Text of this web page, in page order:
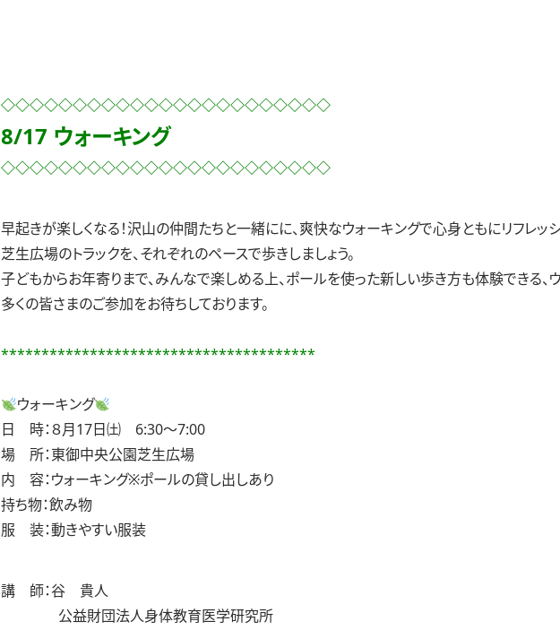
◇◇◇◇◇◇◇◇◇◇◇◇◇◇◇◇◇◇◇◇◇◇◇
8/17 ウォーキング
◇◇◇◇◇◇◇◇◇◇◇◇◇◇◇◇◇◇◇◇◇◇◇
早起きが楽しくなる！沢山の仲間たちと一緒にに、爽快なウォーキングで心身ともにリフレッシ
芝生広場のトラックを、それぞれのペースで歩きしましょう。
子どもからお年寄りまで、みんなで楽しめる上、ポールを使った新しい歩き方も体験できる、ウ
多くの皆さまのご参加をお待ちしております。
***************************************
ウォーキング
日 時：８月17日㈯ 6:30～7:00
場 所：東御中央公園芝生広場
内 容：ウォーキング※ポールの貸し出しあり
持ち物：飲み物
服 装：動きやすい服装
講 師：谷 貴人
公益財団法人身体教育医学研究所